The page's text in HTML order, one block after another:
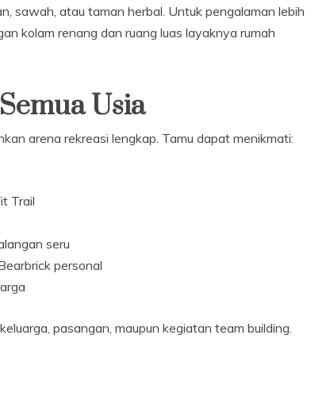
sawah, atau taman herbal. Untuk pengalaman lebih
kolam renang dan ruang luas layaknya rumah
Usia
arena rekreasi lengkap. Tamu dapat menikmati:
Trail
seru
personal
pasangan, maupun kegiatan team building.